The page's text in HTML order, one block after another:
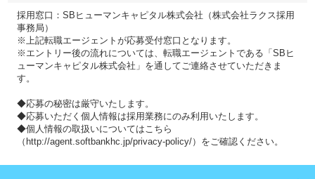
採用窓口：SBヒューマンキャピタル株式会社（株式会社ラクス採用
事務局）
※上記転職エージェントが応募受付窓口となります。
※エントリー後の流れについては、転職エージェントである「SBヒ
ューマンキャピタル株式会社」を通してご連絡させていただきま
す。
◆応募の秘密は厳守いたします。
◆応募いただく個人情報は採用業務にのみ利用いたします。
◆個人情報の取扱いについてはこちら
（http://agent.softbankhc.jp/privacy-policy/）をご確認ください。